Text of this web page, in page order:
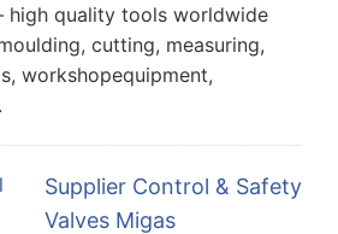
high quality tools worldwide
cutting, measuring,
workshopequipment,
Supplier Control & Safety
Valves Migas